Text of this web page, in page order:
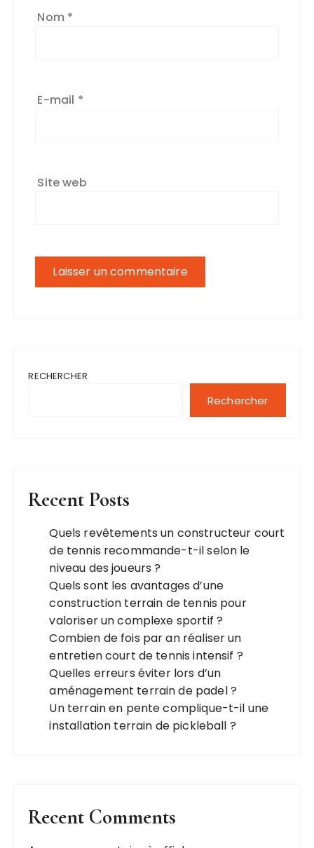
Nom *
E-mail *
Site web
RECHERCHER
Rechercher
Recent Posts
Quels revêtements un constructeur court
de tennis recommande-t-il selon le
niveau des joueurs ?
Quels sont les avantages d’une
construction terrain de tennis pour
valoriser un complexe sportif ?
Combien de fois par an réaliser un
entretien court de tennis intensif ?
Quelles erreurs éviter lors d’un
aménagement terrain de padel ?
Un terrain en pente complique-t-il une
installation terrain de pickleball ?
Recent Comments